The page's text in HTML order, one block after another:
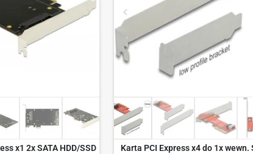
x1 2x SATA HDD/SSD
Karta PCI Express x4 do 1x wewn.